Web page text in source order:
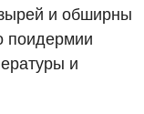
и обширны
поидермии
и